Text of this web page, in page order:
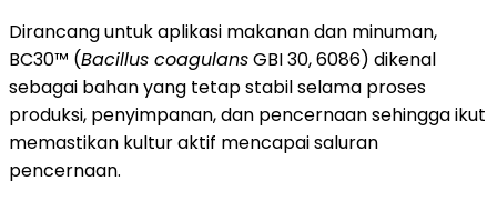
Dirancang untuk aplikasi makanan dan minuman,
BC30™ (Bacillus coagulansGBI 30, 6086) dikenal
sebagai bahan yang tetap stabil selama proses
produksi, penyimpanan, dan pencernaan sehingga ikut
memastikan kultur aktif mencapai saluran
pencernaan.